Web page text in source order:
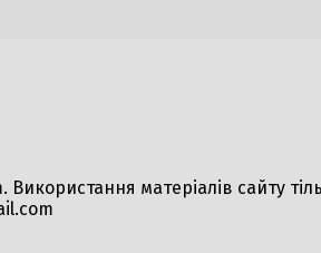
Використання матеріалів сайту